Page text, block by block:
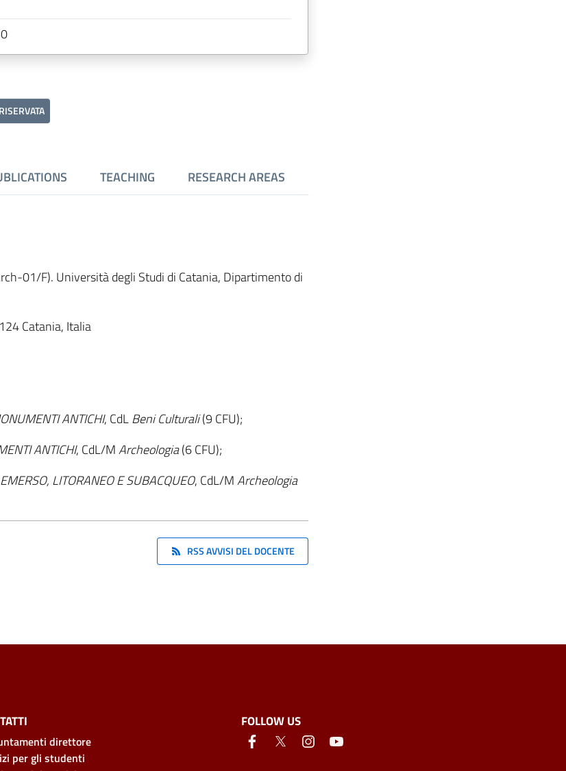
TEACHING RESEARCH AREAS
01/F). Università degli Studi di Catania, Dipartimento di
Catania, Italia
ANTICHI, CdLBeni Culturali(9 CFU);
ANTICHI, CdL/MArcheologia(6 CFU);
LITORANEO E SUBACQUEO, CdL/MArcheologia
RSS AVVISI DEL DOCENTE
direttore
per gli studenti
FOLLOW US